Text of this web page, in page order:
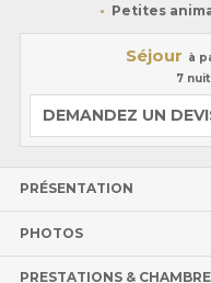
Petites
Séjour à
7
DEMANDEZ UN
PRÉSENTATION
PHOTOS
PRESTATIONS &